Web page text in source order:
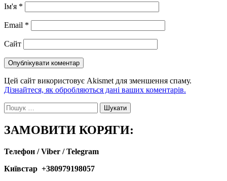
Ім'я *
Email *
Сайт
Цей сайт використовує Akismet для зменшення спаму.
Дізнайтеся, як обробляються дані ваших коментарів.
Пошук:
ЗАМОВИТИ КОРЯГИ:
Телефон / Viber / Telegram
Київстар +380979198057